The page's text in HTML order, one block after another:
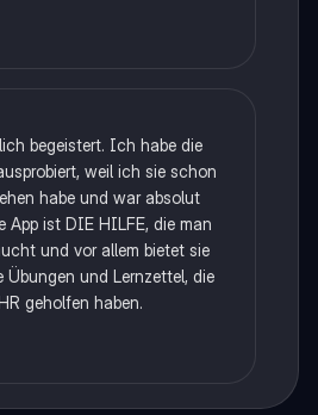
begeistert. Ich habe die
weil ich sie schon
habe und war absolut
App ist DIE HILFE, die man
und vor allem bietet sie
Übungen und Lernzettel, die
geholfen haben.